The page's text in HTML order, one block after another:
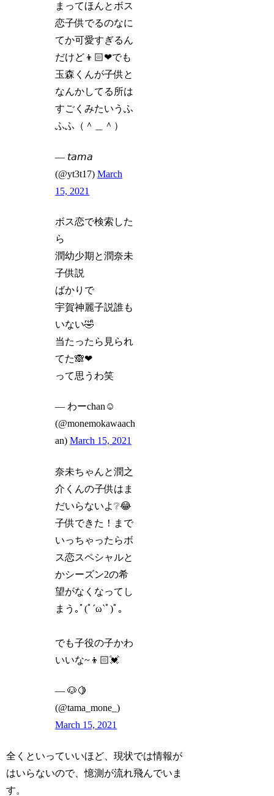
まってほんとボス
恋子供でるのなに
てか可愛すぎるん
だけど👦🏻❤︎でも
玉森くんが子供と
なんかしてる所は
すごくみたいうふ
ふふ（＾＿＾）
— 𝘵𝘢𝘮𝘢 ︎
(@yt3t17)March
15, 2021
ボス恋で検索した
ら
潤幼少期と潤奈未
子供説
ばかりで
宇賀神麗子説誰も
いない🤣
当たったら見られ
てた🙈❤
って思うわ笑
— わーchan☺︎︎︎︎
(@monemokawaach
an)March 15, 2021
奈未ちゃんと潤之
介くんの子供はま
だいらないよ❔😂
子供できた！まで
いっちゃったらボ
ス恋スペシャルと
かシーズン2の希
望がなくなってし
まう｡ﾟ(ﾟ´ω`ﾟ)ﾟ｡
でも子役の子かわ
いいな~👦🏻💓
— 🐶🍋
(@tama_mone_)
March 15, 2021
全くといっていいほど、現状では情報が
はいらないので、憶測が流れ飛んでいま
す。